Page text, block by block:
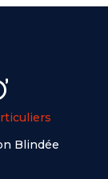
Blindée